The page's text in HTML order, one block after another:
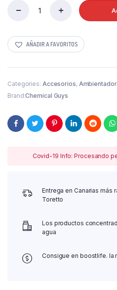
Strawberry
|
Chemical
quantity
AÑADIR A FAVORITOS
Categories: Accesorios,
Brand:Chemical Guys
Covid-19 Info: Procesando
Entrega en Canarias más
Toretto
Los productos
agua
Consigue en boostlife. la